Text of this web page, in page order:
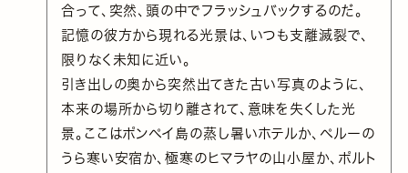
合って、突然、頭の中でフラッシュバックするのだ。
記憶の彼方から現れる光景は、いつも支離滅裂で、
限りなく未知に近い。
引き出しの奥から突然出てきた古い写真のように、
本来の場所から切り離されて、意味を失くした光
景。ここはポンペイ島の蒸し暑いホテルか、ペルーの
うら寒い安宿か、極寒のヒマラヤの山小屋か、ポルト